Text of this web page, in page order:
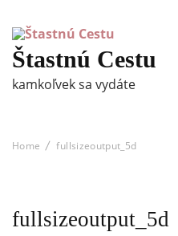
Štastnú Cestu
kamkoľvek sa vydáte
Home fullsizeoutput_5d
fullsizeoutput_5d